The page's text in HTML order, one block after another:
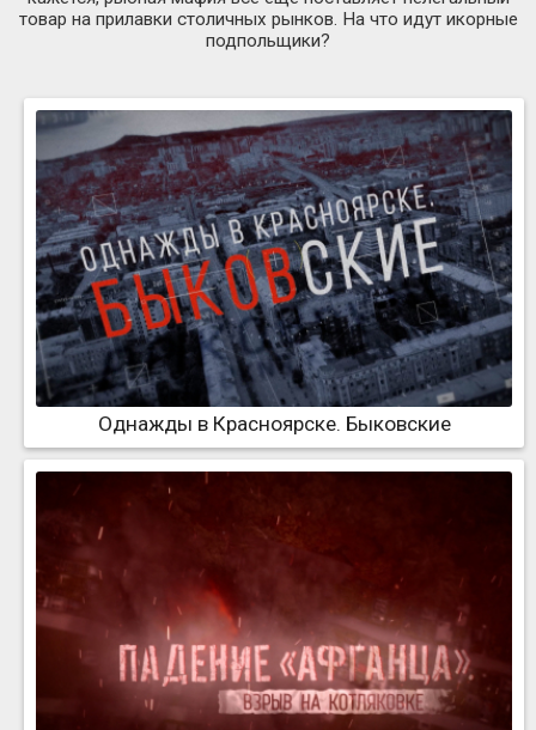
товар на прилавки столичных рынков. На что идут икорные
подпольщики?
Однажды в Красноярске. Быковские